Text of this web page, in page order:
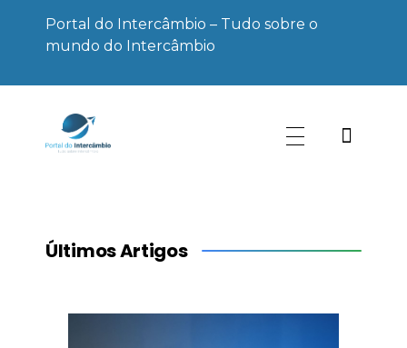
Portal do Intercâmbio – Tudo sobre o
mundo do Intercâmbio
Últimos Artigos